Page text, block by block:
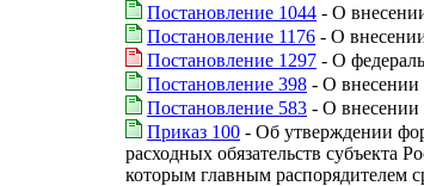
Постановление 1044 - О
Постановление 1176 - О
Постановление 1297 - О
Постановление 398 - О внесении
Постановление 583 - О внесении
Приказ 100 - Об утверждении
расходных обязательств
которым главным распорядителем